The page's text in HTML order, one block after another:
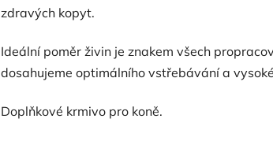
zdravých kopyt.
Ideální poměr živin je znakem všech
dosahujeme optimálního vstřebávání a
Doplňkové krmivo pro koně.